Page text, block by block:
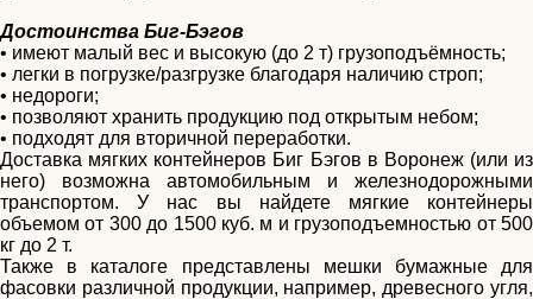
Достоинства Биг-Бэгов
• имеют малый вес и высокую (до 2 т) грузоподъёмность;
• легки в погрузке/разгрузке благодаря наличию строп;
• недороги;
• позволяют хранить продукцию под открытым небом;
• подходят для вторичной переработки.
Доставка мягких контейнеров Биг Бэгов в Воронеж (или из
него) возможна автомобильным и железнодорожными
транспортом. У нас вы найдете мягкие контейнеры
объемом от 300 до 1500 куб. м и грузоподъемностью от 500
кг до 2 т.
Также в каталоге представлены мешки бумажные для
фасовки различной продукции, например, древесного угля,